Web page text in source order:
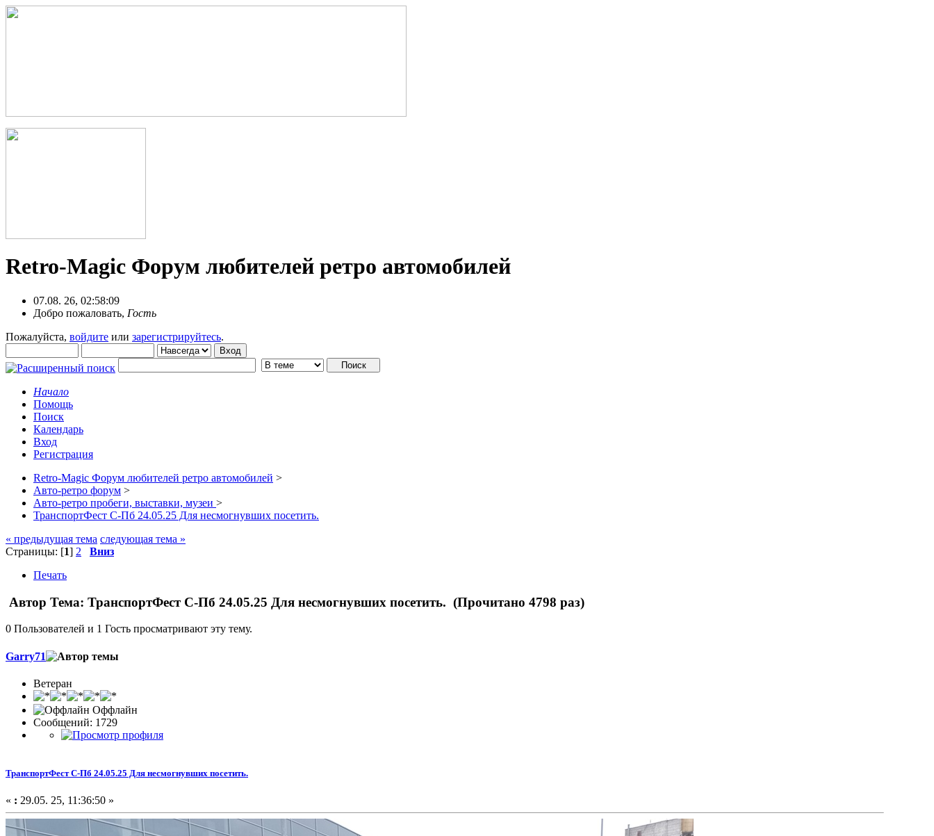
Retro-Magic Форум любителей ретро автомобилей
07.08. 26, 02:58:09
Добро пожаловать, Гость
Пожалуйста, войдите или зарегистрируйтесь.
Начало
Помощь
Поиск
Календарь
Вход
Регистрация
Retro-Magic Форум любителей ретро автомобилей >
Авто-ретро форум >
Авто-ретро пробеги, выставки, музеи >
ТранспортФест С-Пб 24.05.25 Для несмогнувших посетить.
« предыдущая тема следующая тема »
Страницы: [1] 2
Вниз
Печать
Автор Тема: ТранспортФест С-Пб 24.05.25 Для несмогнувших посетить. (Прочитано 4798 раз)
0 Пользователей и 1 Гость просматривают эту тему.
Garry71
Ветеран
Оффлайн
Сообщений: 1729
ТранспортФест С-Пб 24.05.25 Для несмогнувших посетить.
« : 29.05. 25, 11:36:50 »